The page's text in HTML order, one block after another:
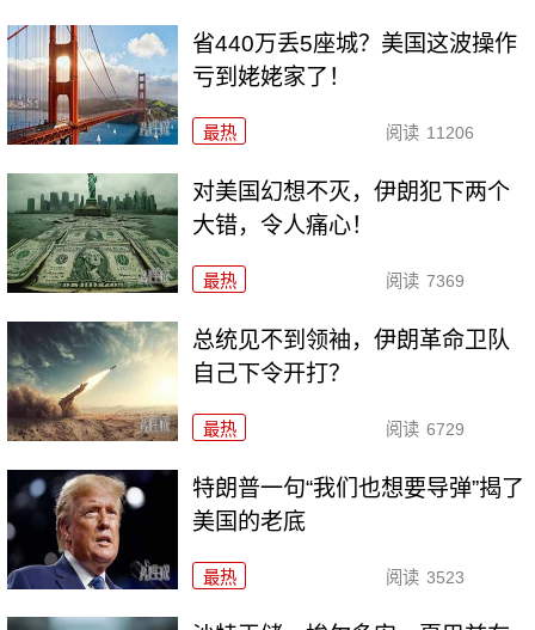
省440万丢5座城？美国这波操作
亏到姥姥家了！
最热 阅读 11206
对美国幻想不灭，伊朗犯下两个
大错，令人痛心！
最热 阅读 7369
总统见不到领袖，伊朗革命卫队
自己下令开打？
最热 阅读 6729
特朗普一句“我们也想要导弹”揭了
美国的老底
最热 阅读 3523